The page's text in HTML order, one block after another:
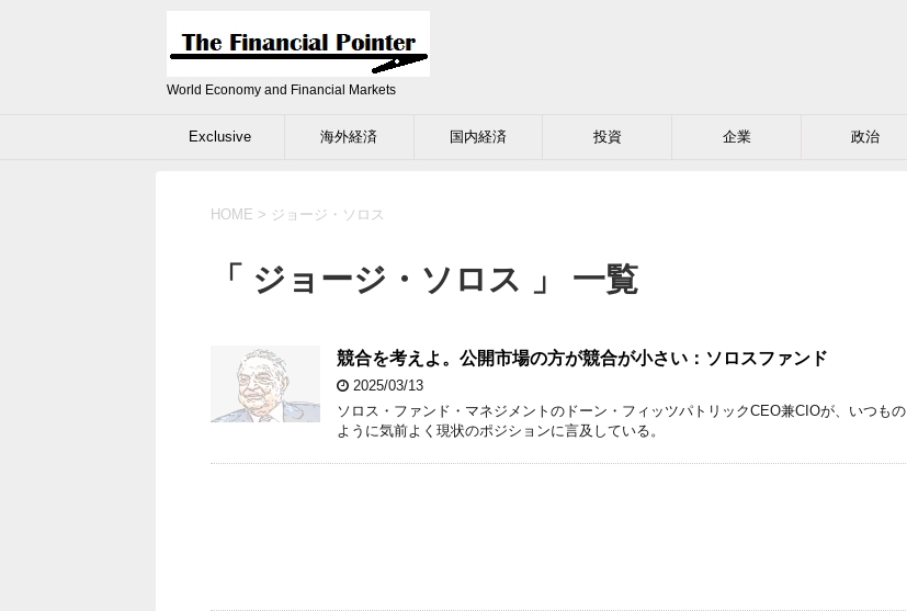
World Economy and Financial Markets
Exclusive 海外経済 国内経済 投資 企業 政治
HOME > ジョージ・ソロス
「 ジョージ・ソロス 」 一覧
競合を考えよ。公開市場の方が競合が小さい：ソロスファンド
2025/03/13
ソロス・ファンド・マネジメントのドーン・フィッツパトリックCEO兼CIOが、いつもの
ように気前よく現状のポジションに言及している。